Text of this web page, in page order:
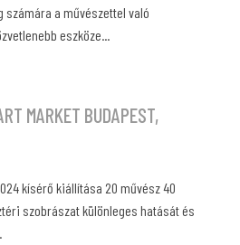
számára a művészettel való
eszköze...
MARKET BUDAPEST,
kísérő kiállítása 20 művész 40
szobrászat különleges hatását és